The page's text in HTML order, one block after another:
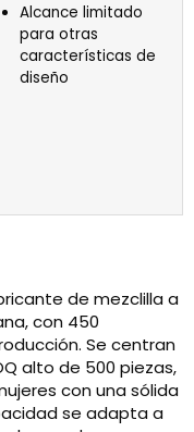
Alcance limitado
para otras
características de
diseño
de mezclilla a
con 450
Se centran
alto de 500 piezas,
con una sólida
se adapta a